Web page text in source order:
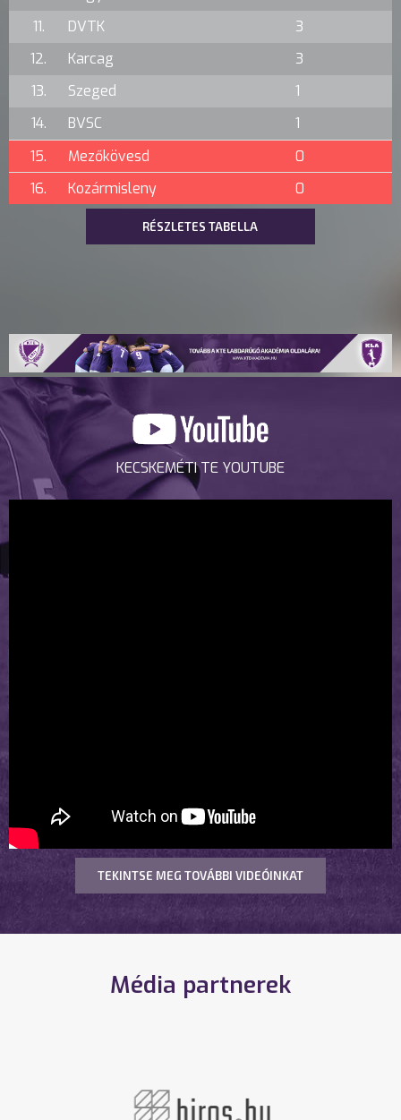
11.
DVTK
3
12.
Karcag
3
13.
Szeged
1
14.
BVSC
1
15.
Mezőkövesd
0
16.
Kozármisleny 0
RÉSZLETES TABELLA
KECSKEMÉTI TE YOUTUBE
TEKINTSE MEG TOVÁBBI VIDEÓINKAT
Média partnerek